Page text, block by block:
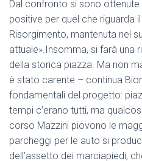
Dal confronto si sono
positive per quel che riguarda
Risorgimento, mantenuta nel
attuale».Insomma, si farà una
della storica piazza. Ma non
è stato carente – continua
fondamentali del progetto:
tempi c’erano tutti, ma
corso Mazzini piovono le
parcheggi per le auto si
dell’assetto dei marciapiedi,